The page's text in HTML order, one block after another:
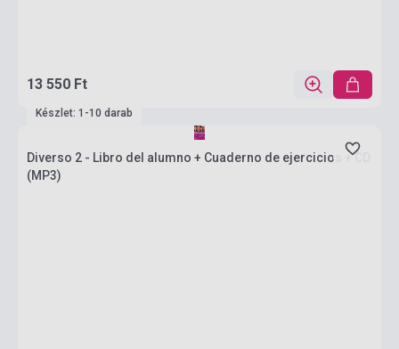
13 550 Ft
Készlet: 1-10 darab
Diverso 2 - Libro del alumno + Cuaderno de ejercicios + CD
(MP3)